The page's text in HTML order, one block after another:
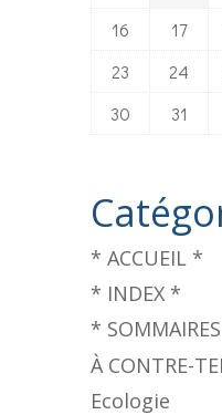
16
17
23
24
30
31
* ACCUEIL *
* INDEX *
*
À CONTRE-
Ecologie